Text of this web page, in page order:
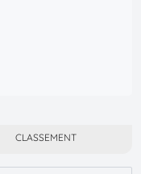
CLASSEMENT